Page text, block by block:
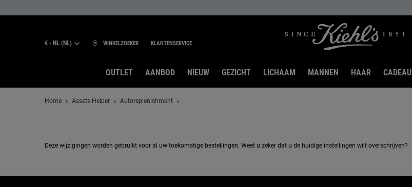
€ - NL (NL) WINKELZOEKER KLANTENSERVICE
OUTLET AANBOD NIEUW GEZICHT LICHAAM MANNEN HAAR CADEAU
Home
Assets Helper Autoreplenishment
Deze wijzigingen worden gebruikt voor al uw toekomstige bestellingen. Weet u zeker dat u de huidige instellingen wilt overschrijven?